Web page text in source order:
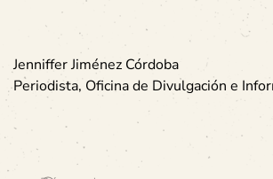
JennifferJiménez Córdoba
Periodista, Oficina de Divulgación e